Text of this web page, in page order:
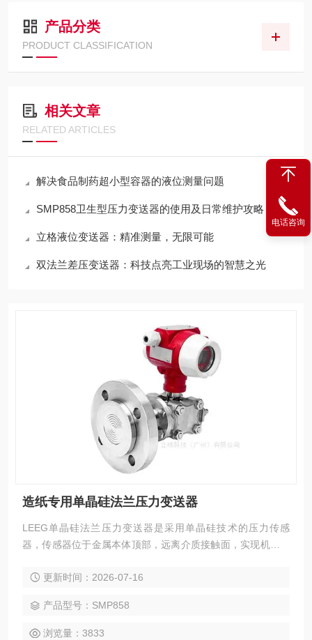
产品分类
PRODUCT CLASSIFICATION
相关文章
RELATED ARTICLES
解决食品制药超小型容器的液位测量问题
SMP858卫生型压力变送器的使用及日常维护攻略
立格液位变送器：精准测量，无限可能
双法兰差压变送器：科技点亮工业现场的智慧之光
造纸专用单晶硅法兰压力变送器
LEEG单晶硅法兰压力变送器是采用单晶硅技术的压力传感
器，传感器位于金属本体顶部，远离介质接触面，实现机械隔
电气绝缘，提高了电子线路的灵活性能与耐瞬变电压保护的能
磁干扰能力，适合苛刻的流程工业环境中液位测量应用。
更新时间：2026-07-16
产品型号：SMP858
浏览量：3833
电话咨询